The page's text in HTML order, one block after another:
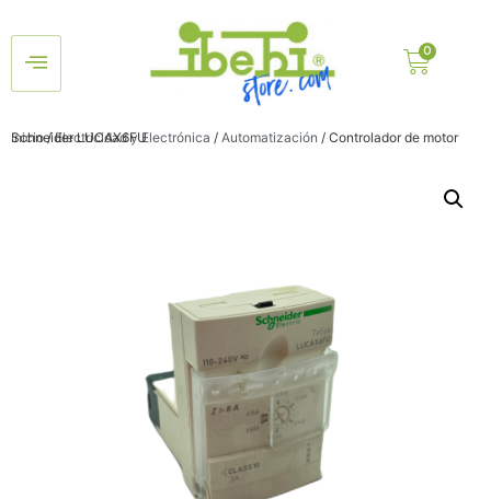
Inicio/Electricidad y Electrónica / Automatización
/ Controlador de motor Schneider LUCAX6FU